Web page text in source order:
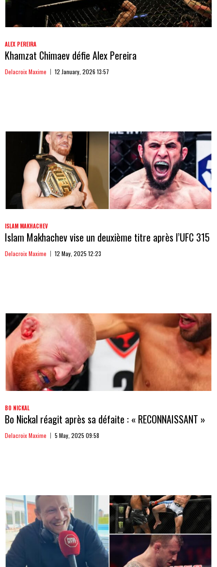
ALEX PEREIRA
Khamzat Chimaev défie Alex Pereira
Delacroix Maxime 12 January, 2026 13:57
ISLAM MAKHACHEV
Islam Makhachev vise un deuxième titre après l’UFC 315
Delacroix Maxime 12 May, 2025 12:23
BO NICKAL
Bo Nickal réagit après sa défaite : « RECONNAISSANT »
Delacroix Maxime 5 May, 2025 09:58